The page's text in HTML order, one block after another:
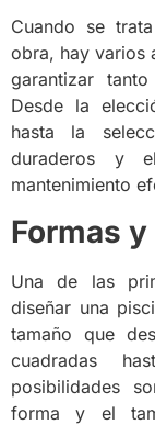
Cuando se
obra, hay varios
garantizar
Desde la
hasta la
duraderos y
mantenimiento
Formas
Una de las
diseñar una
tamaño que
cuadradas
posibilidades
forma y el